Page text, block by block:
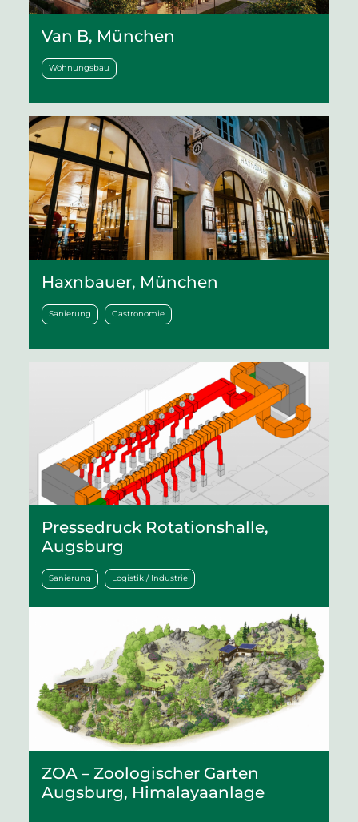
Van B, München
Wohnungsbau
Haxnbauer, München
Sanierung Gastronomie
Pressedruck Rotationshalle,
Augsburg
Sanierung Logistik / Industrie
ZOA – Zoologischer Garten
Augsburg, Himalayaanlage